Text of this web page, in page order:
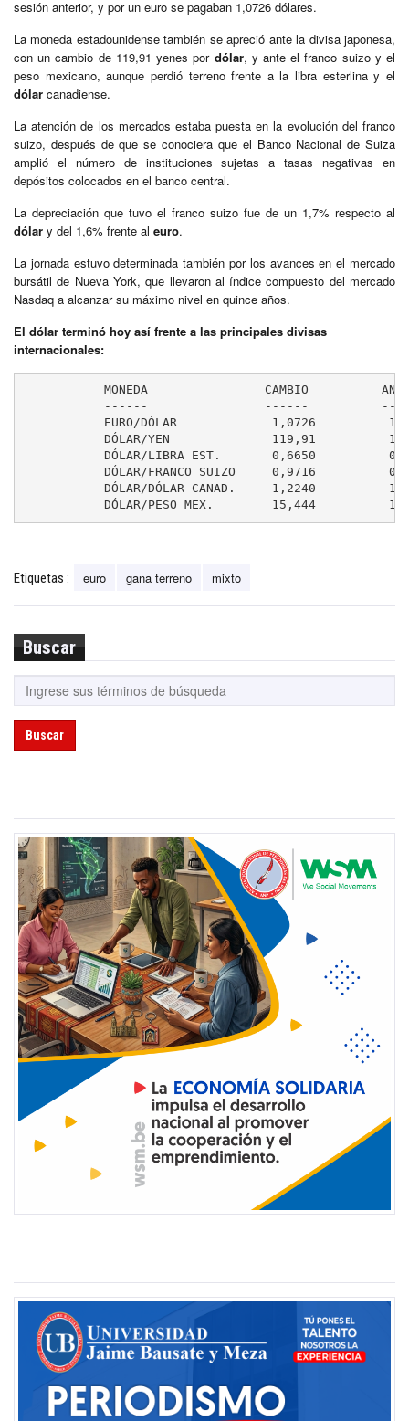
sesión anterior, y por un euro se pagaban 1,0726 dólares.
La moneda estadounidense también se apreció ante la divisa japonesa,
con un cambio de 119,91 yenes por dólar, y ante el franco suizo y el
peso mexicano, aunque perdió terreno frente a la libra esterlina y el
dólar canadiense.
La atención de los mercados estaba puesta en la evolución del franco
suizo, después de que se conociera que el Banco Nacional de Suiza
amplió el número de instituciones sujetas a tasas negativas en
depósitos colocados en el banco central.
La depreciación que tuvo el franco suizo fue de un 1,7% respecto al
dólar y del 1,6% frente al euro.
La jornada estuvo determinada también por los avances en el mercado
bursátil de Nueva York, que llevaron al índice compuesto del mercado
Nasdaq a alcanzar su máximo nivel en quince años.
El dólar terminó hoy así frente a las principales divisas
internacionales:
MONEDA                CAMBIO
DÓLAR/PESO MEX.        15,444
Etiquetas : euro gana terreno mixto
Buscar
Buscar